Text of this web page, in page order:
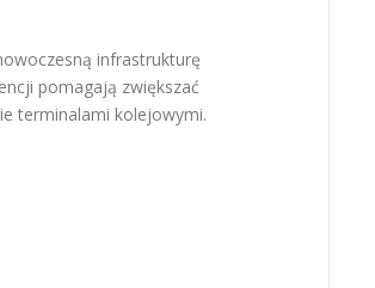
infrastrukturę
pomagają zwiększać
terminalami kolejowymi.